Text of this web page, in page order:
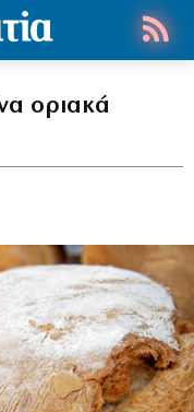
οριακά